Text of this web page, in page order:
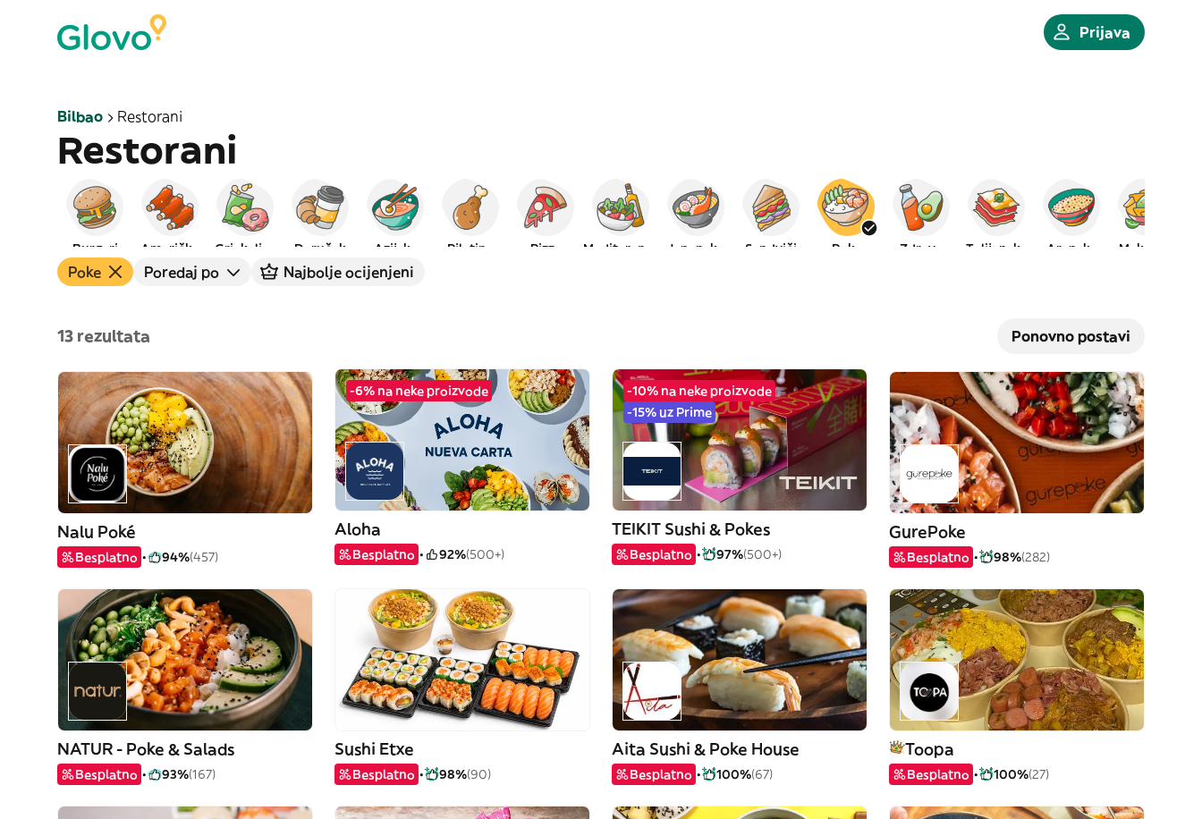
Prijava
Bilbao Restorani
Restorani
Burgeri Američka Grickalice Doručak Azijska Piletina Pizza Japanska Sendviči Poke Zdravo Talijanska Arapska Meksička
Poke Poredaj po Najbolje ocijenjeni
13 rezultata Ponovno postavi
Nalu Poké
Besplatno 94%(457)
-6% na neke proizvode
Aloha
Besplatno 92%(500+)
-10% na neke proizvode
-15% uz Prime
TEIKIT Sushi & Pokes
Besplatno 97%(500+)
GurePoke
Besplatno 98%(282)
NATUR - Poke & Salads
Besplatno 93%(167)
Sushi Etxe
Besplatno 98%(90)
Aita Sushi & Poke House
Besplatno 100%(67)
Toopa
Besplatno 100%(27)